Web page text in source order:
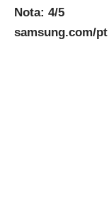
Nota: 4/5
samsung.com/pt